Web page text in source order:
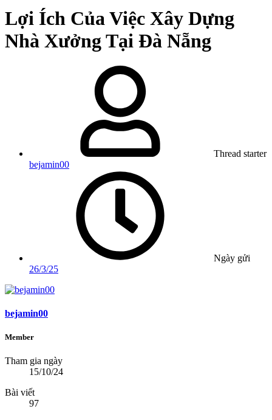
Lợi Ích Của Việc Xây Dựng
Nhà Xưởng Tại Đà Nẵng
Thread starter
bejamin00
Ngày gửi
26/3/25
bejamin00
Member
Tham gia ngày
15/10/24
Bài viết
97